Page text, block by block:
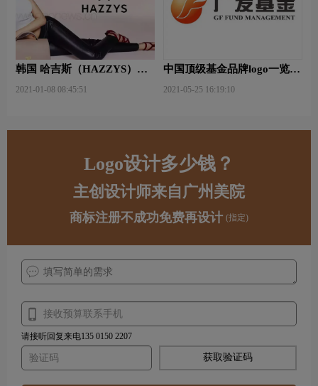
韩国 哈吉斯（HAZZYS）品
2021-01-08 08:45:51
中国顶级基金品牌logo一览：
2021-05-25 16:19:10
Logo设计多少钱？
主创设计师来自广州美院
商标注册不成功免费再设计 (指定)
请接听回复来电135 0150 2207
获取验证码